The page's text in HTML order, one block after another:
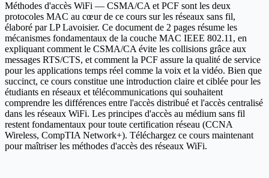
Méthodes d'accès WiFi — CSMA/CA et PCF sont les deux
protocoles MAC au cœur de ce cours sur les réseaux sans fil,
élaboré par LP Lavoisier. Ce document de 2 pages résume les
mécanismes fondamentaux de la couche MAC IEEE 802.11, en
expliquant comment le CSMA/CA évite les collisions grâce aux
messages RTS/CTS, et comment la PCF assure la qualité de service
pour les applications temps réel comme la voix et la vidéo. Bien que
succinct, ce cours constitue une introduction claire et ciblée pour les
étudiants en réseaux et télécommunications qui souhaitent
comprendre les différences entre l'accès distribué et l'accès centralisé
dans les réseaux WiFi. Les principes d'accès au médium sans fil
restent fondamentaux pour toute certification réseau (CCNA
Wireless, CompTIA Network+). Téléchargez ce cours maintenant
pour maîtriser les méthodes d'accès des réseaux WiFi.